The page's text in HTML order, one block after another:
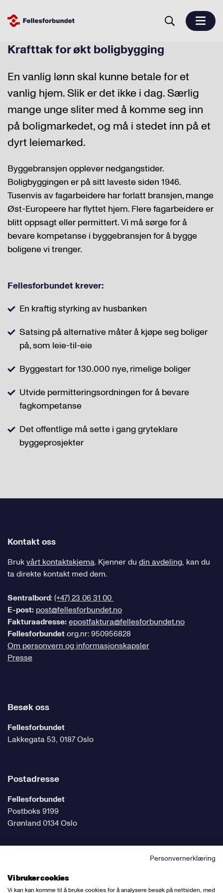
Krafttak for økt boligbygging
En vanlig lønn skal kunne betale for et
vanlig hjem. Slik er det ikke i dag. Særlig
mange unge sliter med å komme seg inn
på boligmarkedet, og må i stedet inn på et
dyrt leiemarked.
Byggebransjen opplever nedgangstider.
Boligbyggingen er på sitt laveste siden 1946.
Tusenvis av fagarbeidere har forlatt bransjen, mange
Øst-Europeere har flyttet hjem. Flere fagarbeidere er
blitt oppsagt eller permittert. Vi må sørge for å
bevare kompetanse i byggebransjen for å bygge
boligene vi trenger.
Fellesforbundet krever:
En kraftig styrking av husbanken
Satsing på alternative måter å kjøpe seg boliger
på, som leie-til-eie
Byggestart for 130.000 nye, rimelige boliger
Utvide permitteringsordningen for å bevare
fagkompetanse
Det offentlige må sette i gang gryteklare
byggeprosjekter
Kontakt oss
Brukvårt kontaktskjema. Kjenner du din avdeling, kan du
ta direkte kontakt med dem.
Sentralbord:(+47) 23 06 31 00
E-post: post@fellesforbundet.no
Fakturaadresse:epostfaktura@fellesforbundet.no
Fellesforbundetorg.nr: 950956828
Om personvern og informasjonskapsler
Presse
Besøk oss
Fellesforbundet
Lakkegata 53, 0187 Oslo
Postadresse
Fellesforbundet
Postboks 9199
Grønland 0134 Oslo
Følg oss på sosiale medier
Personvernerklæring
Vi bruker cookies
Vi kan kan komme til å bruke cookies for å analysere besøk på nettsiden, med